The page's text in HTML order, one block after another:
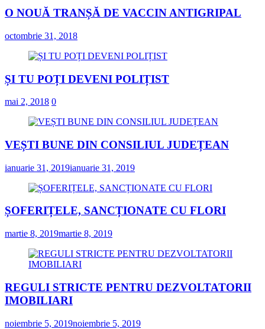
O NOUĂ TRANȘĂ DE VACCIN ANTIGRIPAL
octombrie 31, 2018
ȘI TU POȚI DEVENI POLIȚIST
mai 2, 2018 0
VEȘTI BUNE DIN CONSILIUL JUDEȚEAN
ianuarie 31, 2019ianuarie 31, 2019
ȘOFERIȚELE, SANCȚIONATE CU FLORI
martie 8, 2019martie 8, 2019
REGULI STRICTE PENTRU DEZVOLTATORII
IMOBILIARI
noiembrie 5, 2019noiembrie 5, 2019